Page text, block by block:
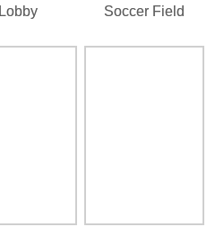
Lobby Soccer Field